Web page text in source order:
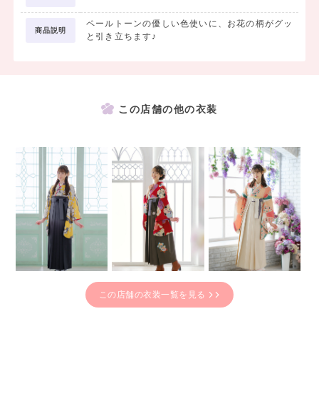
商品説明
ペールトーンの優しい色使いに、お花の柄がグッ
と引き立ちます♪
この店舗の他の衣装
この店舗の衣装一覧を見る